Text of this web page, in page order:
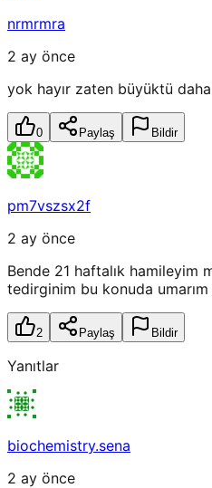
nrmrmra
2 ay önce
yok hayır zaten büyüktü
0 Paylaş Bildir
pm7vszsx2f
2 ay önce
Bende 21 haftalık
tedirginim bu konuda
2 Paylaş Bildir
Yanıtlar
biochemistry.sena
2 ay önce